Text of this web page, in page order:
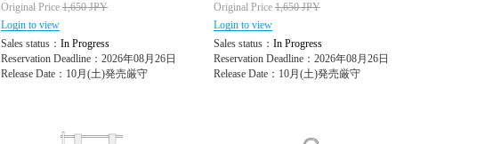
Original Price 1,650JPY
Login to view
Sales status： In Progress
Reservation Deadline：2026年08月26日
Release Date：10月(土)発売厳守
Original Price 1,650JPY
Login to view
Sales status： In Progress
Reservation Deadline：2026年08月26日
Release Date：10月(土)発売厳守